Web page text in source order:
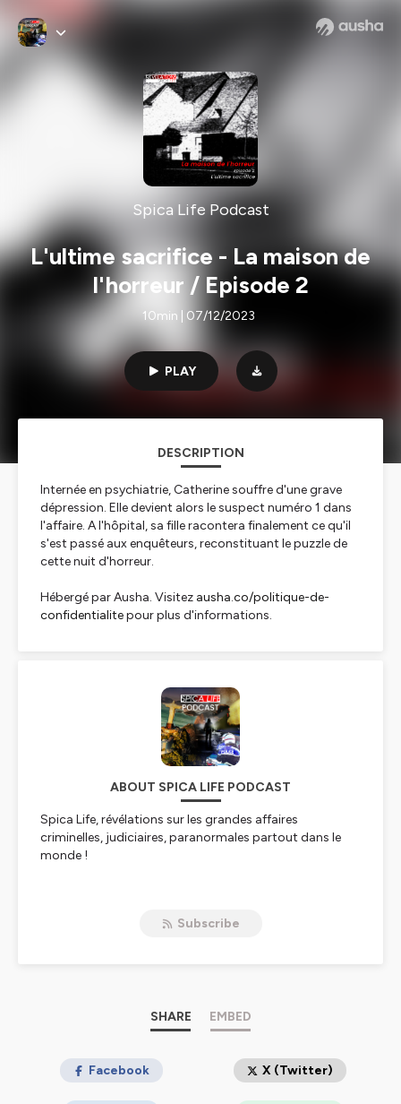
Spica Life Podcast
L'ultime sacrifice - La maison de
l'horreur / Episode 2
10min | 07/12/2023
PLAY
DESCRIPTION
Internée en psychiatrie, Catherine souffre d'une grave
dépression. Elle devient alors le suspect numéro 1 dans
l'affaire. A l'hôpital, sa fille racontera finalement ce qu'il
s'est passé aux enquêteurs, reconstituant le puzzle de
cette nuit d'horreur.
Hébergé par Ausha. Visitez ausha.co/politique-de-
confidentialitepour plus d'informations.
ABOUT SPICA LIFE PODCAST
Spica Life, révélations sur les grandes affaires
criminelles, judiciaires, paranormales partout dans le
monde !
pour plus d'informations.
Subscribe
SHARE EMBED
Facebook X (Twitter)